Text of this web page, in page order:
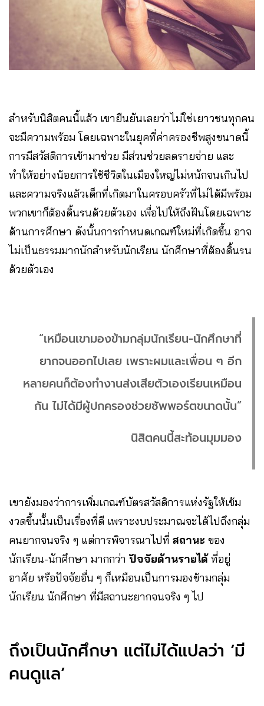
สำหรับนิสิตคนนี้แล้ว เขายืนยันเลยว่าไม่ใช่เยาวชนทุกคน
จะมีความพร้อม โดยเฉพาะในยุคที่ค่าครองชีพสูงขนาดนี้
การมีสวัสดิการเข้ามาช่วย มีส่วนช่วยลดรายจ่าย และ
ทำให้อย่างน้อยการใช้ชีวิตในเมืองใหญ่ไม่หนักจนเกินไป
และความจริงแล้วเด็กที่เกิดมาในครอบครัวที่ไม่ได้มีพร้อม
พวกเขาก็ต้องดิ้นรนด้วยตัวเอง เพื่อไปให้ถึงฝันโดยเฉพาะ
ด้านการศึกษา ดังนั้นการกำหนดเกณฑ์ใหม่ที่เกิดขึ้น อาจ
ไม่เป็นธรรมมากนักสำหรับนักเรียน นักศึกษาที่ต้องดิ้นรน
ด้วยตัวเอง
“เหมือนเขามองข้ามกลุ่มนักเรียน-นักศึกษาที่
ยากจนออกไปเลย เพราะผมและเพื่อน ๆ อีก
หลายคนก็ต้องทำงานส่งเสียตัวเองเรียนเหมือน
กัน ไม่ได้มีผู้ปกครองช่วยซัพพอร์ตขนาดนั้น”
นิสิตคนนี้สะท้อนมุมมอง
เขายังมองว่าการเพิ่มเกณฑ์บัตรสวัสดิการแห่งรัฐให้เข้ม
งวดขึ้นนั้นเป็นเรื่องที่ดี เพราะงบประมาณจะได้ไปถึงกลุ่ม
คนยากจนจริง ๆ แต่การพิจารณาไปที่ สถานะ ของ
นักเรียน-นักศึกษา มากกว่าปัจจัยด้านรายได้ที่อยู่
อาศัย หรือปัจจัยอื่น ๆ ก็เหมือนเป็นการมองข้ามกลุ่ม
นักเรียน นักศึกษา ที่มีสถานะยากจนจริง ๆ ไป
ถึงเป็นนักศึกษา แต่ไม่ได้แปลว่า ‘มี
คนดูแล’